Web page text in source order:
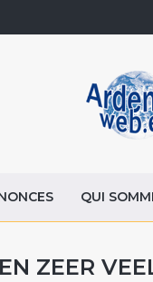
QUI
ZEER